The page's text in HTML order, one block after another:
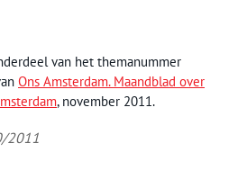
van het themanummer
Ons Amsterdam. Maandblad over
, november 2011.
2011